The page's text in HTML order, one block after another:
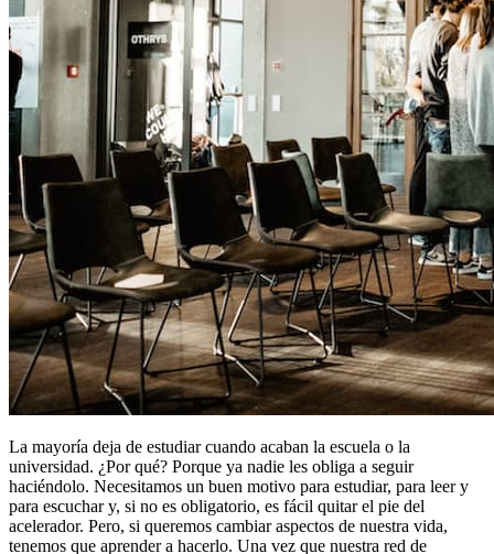
La mayoría deja de estudiar cuando acaban la escuela o la
universidad. ¿Por qué? Porque ya nadie les obliga a seguir
haciéndolo. Necesitamos un buen motivo para estudiar, para leer y
para escuchar y, si no es obligatorio, es fácil quitar el pie del
acelerador. Pero, si queremos cambiar aspectos de nuestra vida,
tenemos que aprender a hacerlo. Una vez que nuestra red de